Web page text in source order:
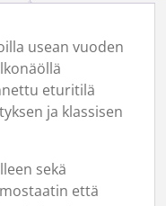
usean vuoden
eturitilä
ja klassisen
sekä
että